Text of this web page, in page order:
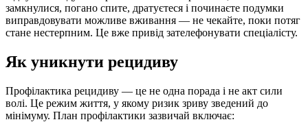
замкнулися, погано спите, дратуєтеся і починаєте подумки
виправдовувати можливе вживання — не чекайте, поки потяг
стане нестерпним. Це вже привід зателефонувати спеціалісту.
Як уникнути рецидиву
Профілактика рецидиву — це не одна порада і не акт сили
волі. Це режим життя, у якому ризик зриву зведений до
мінімуму. План профілактики зазвичай включає: